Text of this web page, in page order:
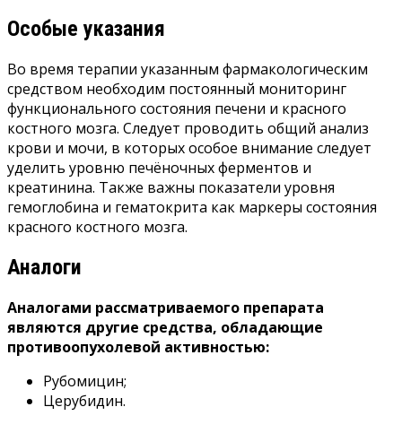
Особые указания
Во время терапии указанным фармакологическим
средством необходим постоянный мониторинг
функционального состояния печени и красного
костного мозга. Следует проводить общий анализ
крови и мочи, в которых особое внимание следует
уделить уровню печёночных ферментов и
креатинина. Также важны показатели уровня
гемоглобина и гематокрита как маркеры состояния
красного костного мозга.
Аналоги
Аналогами рассматриваемого препарата
являются другие средства, обладающие
противоопухолевой активностью:
Рубомицин;
Церубидин.